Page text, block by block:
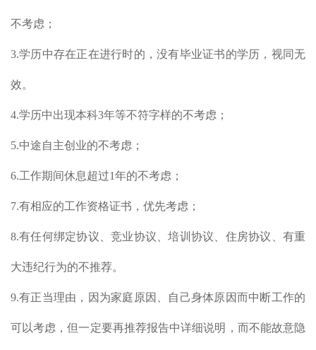
不考虑；
3.学历中存在正在进行时的，没有毕业证书的学历，视同无
效。
4.学历中出现本科3年等不符字样的不考虑；
5.中途自主创业的不考虑；
6.工作期间休息超过1年的不考虑；
7.有相应的工作资格证书，优先考虑；
8.有任何绑定协议、竞业协议、培训协议、住房协议、有重
大违纪行为的不推荐。
9.有正当理由，因为家庭原因、自己身体原因而中断工作的
可以考虑，但一定要再推荐报告中详细说明，而不能故意隐